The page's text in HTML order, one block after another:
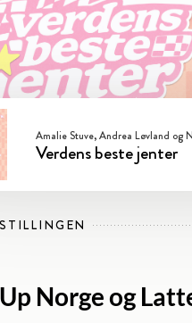
Amalie Stuve, Andrea Løvland og
Verdens beste jenter
Norge og